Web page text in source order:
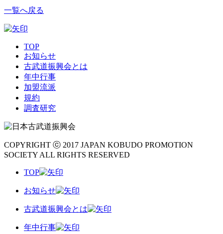
一覧へ戻る
TOP
お知らせ
古武道振興会とは
年中行事
加盟流派
規約
調査研究
COPYRIGHT ⓒ 2017 JAPAN KOBUDO PROMOTION
SOCIETY ALL RIGHTS RESERVED
TOP
お知らせ
古武道振興会とは
年中行事